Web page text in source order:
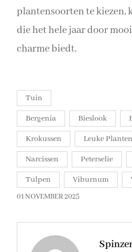
plantensoorten te kiezen,
die het hele jaar door
charme biedt.
Tuin
Bergenia
Bieslook
Krokussen
Leuke
Narcissen
Peterselie
Tulpen
Viburnum
01 NOVEMBER 2025